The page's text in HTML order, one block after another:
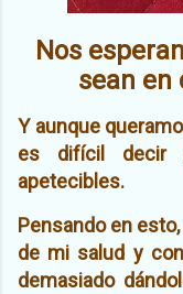
Nos
sean en
Y aunque
es difícil decir
apetecibles.
Pensando en
de mi salud y
demasiado